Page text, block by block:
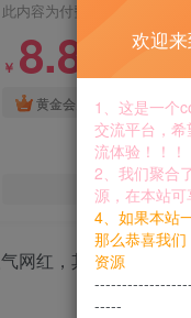
此内容为付费资源，请付费后
￥ 8.8
黄金会员 免费 钻
网红，其 秘语空间
欢迎
1、这是一个
交流平台，
流体验！！！
2、我们聚合
源，在本站可
4、如果本站
那么恭喜我
资源
-----